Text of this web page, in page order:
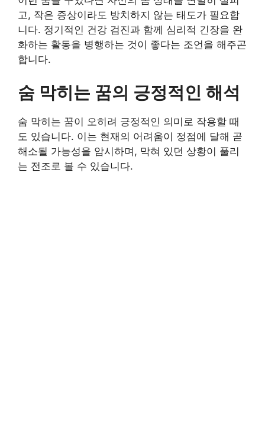
고, 작은 증상이라도 방치하지 않는 태도가 필요합
니다. 정기적인 건강 검진과 함께 심리적 긴장을 완
화하는 활동을 병행하는 것이 좋다는 조언을 해주곤
합니다.
숨 막히는 꿈의 긍정적인 해석
숨 막히는 꿈이 오히려 긍정적인 의미로 작용할 때
도 있습니다. 이는 현재의 어려움이 정점에 달해 곧
해소될 가능성을 암시하며, 막혀 있던 상황이 풀리
는 전조로 볼 수 있습니다.